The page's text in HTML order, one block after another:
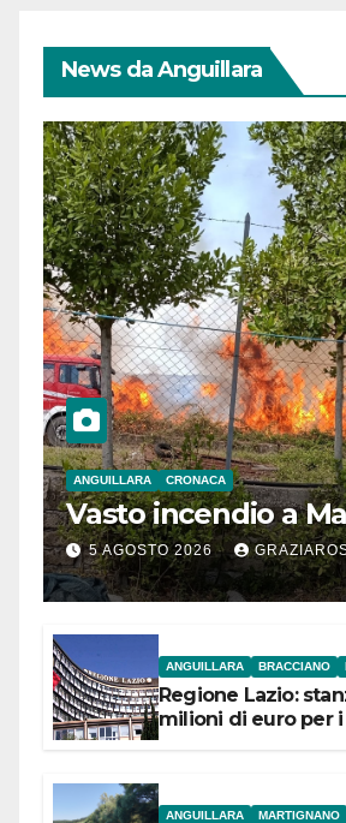
News da Anguillara
ANGUILLARA CRONACA
Vasto incendio a
5 AGOSTO 2026
ANGUILLARA BRACCIANO
Regione Lazio:
milioni di euro per i
ANGUILLARA MARTIGNANO